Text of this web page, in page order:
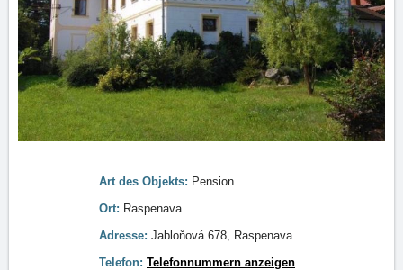
Art des Objekts: Pension
Ort: Raspenava
Adresse: Jabloňová 678, Raspenava
Telefon: Telefonnummern anzeigen